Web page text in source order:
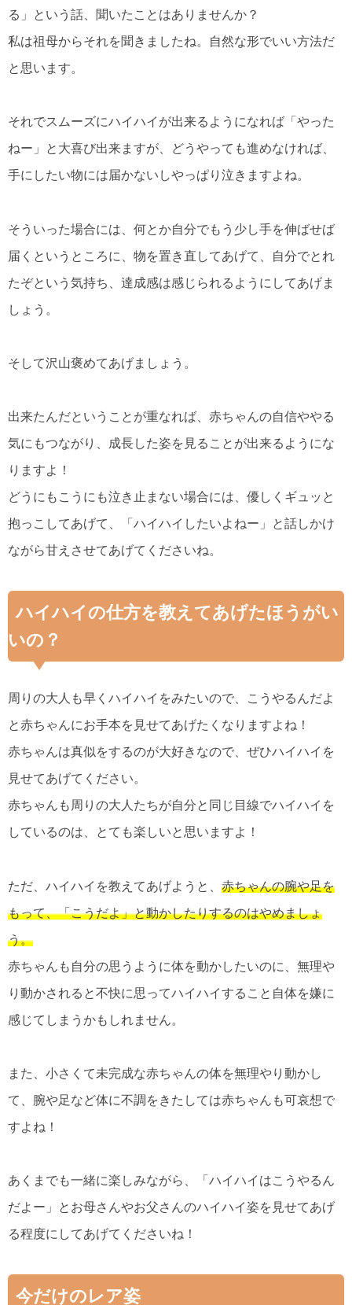
る」という話、聞いたことはありませんか？
私は祖母からそれを聞きましたね。自然な形でいい方法だ
と思います。
それでスムーズにハイハイが出来るようになれば「やった
ねー」と大喜び出来ますが、どうやっても進めなければ、
手にしたい物には届かないしやっぱり泣きますよね。
そういった場合には、何とか自分でもう少し手を伸ばせば
届くというところに、物を置き直してあげて、自分でとれ
たぞという気持ち、達成感は感じられるようにしてあげま
しょう。
そして沢山褒めてあげましょう。
出来たんだということが重なれば、赤ちゃんの自信ややる
気にもつながり、成長した姿を見ることが出来るようにな
りますよ！
どうにもこうにも泣き止まない場合には、優しくギュッと
抱っこしてあげて、「ハイハイしたいよねー」と話しかけ
ながら甘えさせてあげてくださいね。
ハイハイの仕方を教えてあげたほうがい
いの？
周りの大人も早くハイハイをみたいので、こうやるんだよ
と赤ちゃんにお手本を見せてあげたくなりますよね！
赤ちゃんは真似をするのが大好きなので、ぜひハイハイを
見せてあげてください。
赤ちゃんも周りの大人たちが自分と同じ目線でハイハイを
しているのは、とても楽しいと思いますよ！
ただ、ハイハイを教えてあげようと、 赤ちゃんの腕や足を
もって、「こうだよ」と動かしたりするのはやめましょ
う。
赤ちゃんも自分の思うように体を動かしたいのに、無理や
り動かされると不快に思ってハイハイすること自体を嫌に
感じてしまうかもしれません。
また、小さくて未完成な赤ちゃんの体を無理やり動かし
て、腕や足など体に不調をきたしては赤ちゃんも可哀想で
すよね！
あくまでも一緒に楽しみながら、「ハイハイはこうやるん
だよー」とお母さんやお父さんのハイハイ姿を見せてあげ
る程度にしてあげてくださいね！
今だけのレア姿